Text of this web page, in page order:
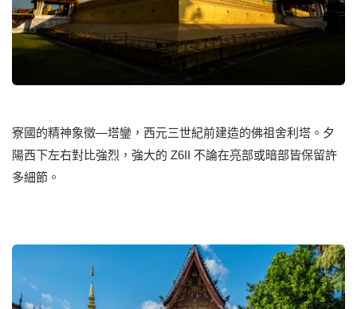
寮國的精神象徵—塔鑾，西元三世紀前建造的佛祖舍利塔。夕
陽西下左右對比強烈，強大的 Z6II 不論在亮部或暗部皆保留許
多細節。